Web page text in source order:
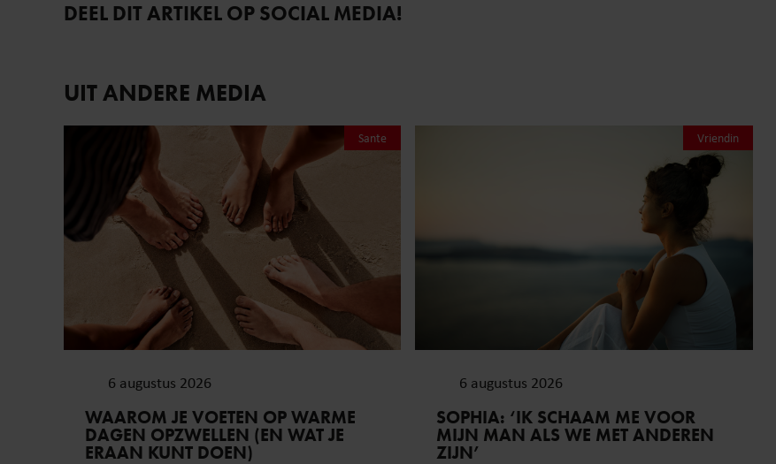
DEEL DIT ARTIKEL OP SOCIAL MEDIA!
UIT ANDERE MEDIA
Sante
6 augustus 2026
WAAROM JE VOETEN OP WARME
DAGEN OPZWELLEN (EN WAT JE
ERAAN KUNT DOEN)
Vriendin
6 augustus 2026
SOPHIA: ‘IK SCHAAM ME VOOR
MIJN MAN ALS WE MET ANDEREN
ZIJN’